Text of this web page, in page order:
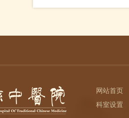
科室设置
网站首页